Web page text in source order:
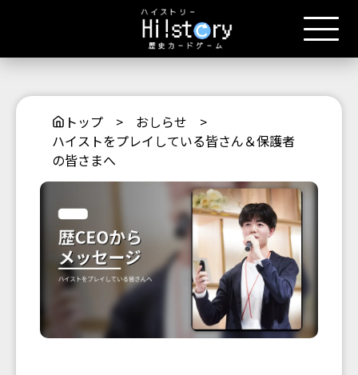
トップ > おしらせ >
ハイストをプレイしている皆さん＆保護者
の皆さまへ